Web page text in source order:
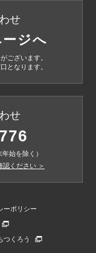
せ
ジへ
ございます。
となります。
せ
始を除く）
ください ＞
ーポリシー
つくろう